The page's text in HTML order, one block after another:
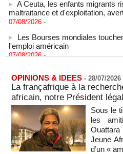
maltraitance et d'exploitation,
07/08/2026 -
l'emploi américain
07/08/2026 -
vives de la nation
07/08/2026 -
Polémique à l’Assemblée
"dépassée" par les critiques
07/08/2026 -
Depuis le « cessez-le-feu » à
ont tué 300 enfants palestiniens
OPINIONS & IDEES - 28/07/2026
La françafrique à la
africain, notre Président
Sous le
les
Jeune
d’un «